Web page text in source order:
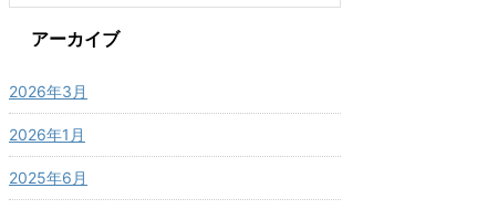
アーカイブ
2026年3月
2026年1月
2025年6月